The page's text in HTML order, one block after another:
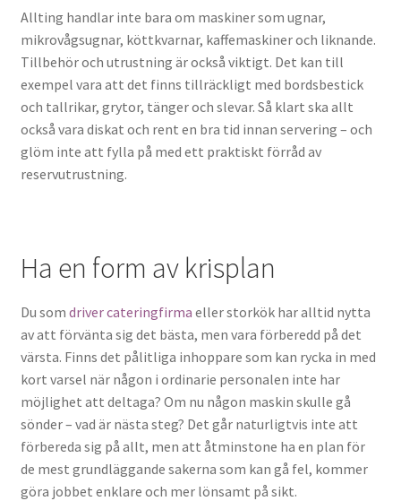
Allting handlar inte bara om maskiner som ugnar,
mikrovågsugnar, köttkvarnar, kaffemaskiner och liknande.
Tillbehör och utrustning är också viktigt. Det kan till
exempel vara att det finns tillräckligt med bordsbestick
och tallrikar, grytor, tänger och slevar. Så klart ska allt
också vara diskat och rent en bra tid innan servering – och
glöm inte att fylla på med ett praktiskt förråd av
reservutrustning.
Ha en form av krisplan
Du som driver cateringfirma eller storkök har alltid nytta
av att förvänta sig det bästa, men vara förberedd på det
värsta. Finns det pålitliga inhoppare som kan rycka in med
kort varsel när någon i ordinarie personalen inte har
möjlighet att deltaga? Om nu någon maskin skulle gå
sönder – vad är nästa steg? Det går naturligtvis inte att
förbereda sig på allt, men att åtminstone ha en plan för
de mest grundläggande sakerna som kan gå fel, kommer
göra jobbet enklare och mer lönsamt på sikt.